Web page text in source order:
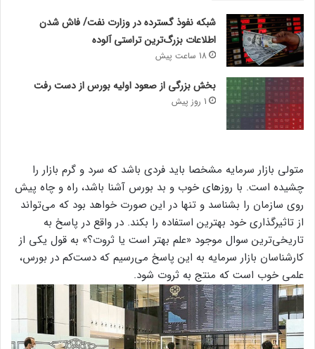
شبکه نفوذ گسترده در وزارت نفت/ فاش شدن
اطلاعات بزرگ‌ترین تراستی‌ آلوده
18 ساعت پیش
بخش بزرگی از صعود اولیه بورس از دست رفت
1 روز پیش
متولی بازار سرمایه مشخصا باید فردی باشد که سرد و گرم بازار را
چشیده است. با روزهای خوب و بد بورس آشنا باشد، راه و چاه پیش
روی سازمان را بشناسد و تنها در این صورت خواهد بود که می‌تواند
از تاثیر‌گذاری خود بهترین استفاده را بکند. در واقع در پاسخ به
تاریخی‌ترین سوال موجود «علم بهتر است یا ثروت؟» به قول یکی از
کارشناسان بازار سرمایه به این پاسخ می‌رسیم که دست‌کم در بورس،
علمی خوب است که منتج به ثروت شود.